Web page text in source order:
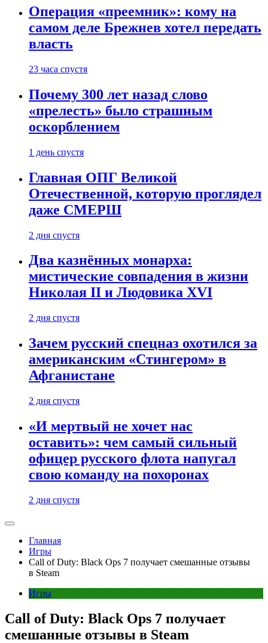
Операция «преемник»: кому на
самом деле Брежнев хотел передать
власть
23 часа спустя
Почему 300 лет назад слово
«прелесть» было страшным
оскорблением
1 день спустя
Главная ОПГ Великой
Отечественной, которую проглядел
даже СМЕРШ
2 дня спустя
Два казнённых монарха:
мистические совпадения в жизни
Николая II и Людовика XVI
2 дня спустя
Зачем русский спецназ охотился за
американским «Стингером» в
Афганистане
2 дня спустя
«И мертвый не хочет нас
оставить»: чем самый сильный
офицер русского флота напугал
свою команду на похоронах
2 дня спустя
Главная
Игры
Call of Duty: Black Ops 7 получает смешанные отзывы
в Steam
Игры
Call of Duty: Black Ops 7 получает
смешанные отзывы в Steam